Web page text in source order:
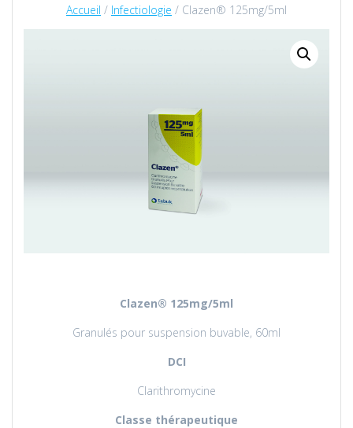
Accueil / Infectiologie / Clazen® 125mg/5ml
Clazen® 125mg/5ml
Granulés pour suspension buvable, 60ml
DCI
Clarithromycine
Classe thérapeutique